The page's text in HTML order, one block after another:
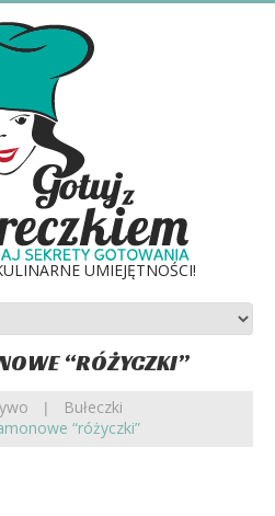
UMIEJĘTNOŚCI!
“RÓŻYCZKI”
Bułeczki
“różyczki”